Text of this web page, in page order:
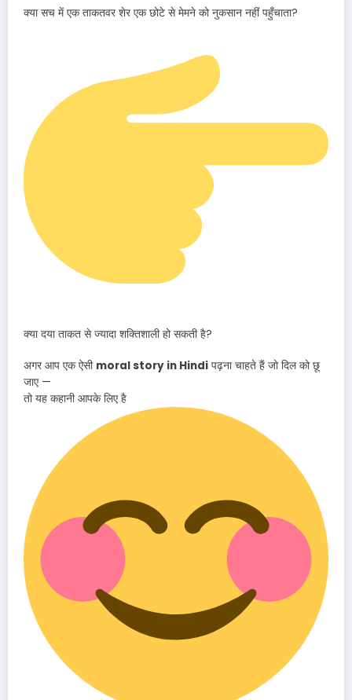
क्या सच में एक ताकतवर शेर एक छोटे से मेमने को नुकसान नहीं पहुँचाता?
क्या दया ताकत से ज्यादा शक्तिशाली हो सकती है?
अगर आप एक ऐसी moral story in Hindi पढ़ना चाहते हैं जो दिल को छू
जाए —
तो यह कहानी आपके लिए है